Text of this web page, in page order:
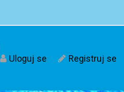
Uloguj se Registruj se